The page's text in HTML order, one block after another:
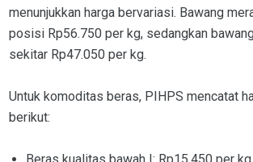
menunjukkan harga bervariasi. Bawang
posisi Rp56.750 per kg, sedangkan
sekitar Rp47.050 per kg.
Untuk komoditas beras, PIHPS mencatat
berikut:
Beras kualitas bawah I: Rp15.450 per kg